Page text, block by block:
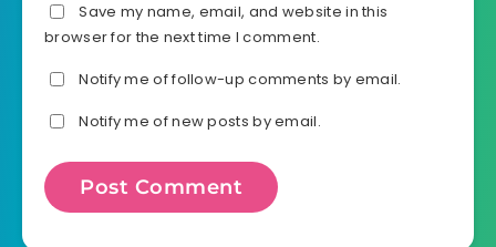
Save my name, email, and website in this
browser for the next time I comment.
Notify me of follow-up comments by email.
Notify me of new posts by email.